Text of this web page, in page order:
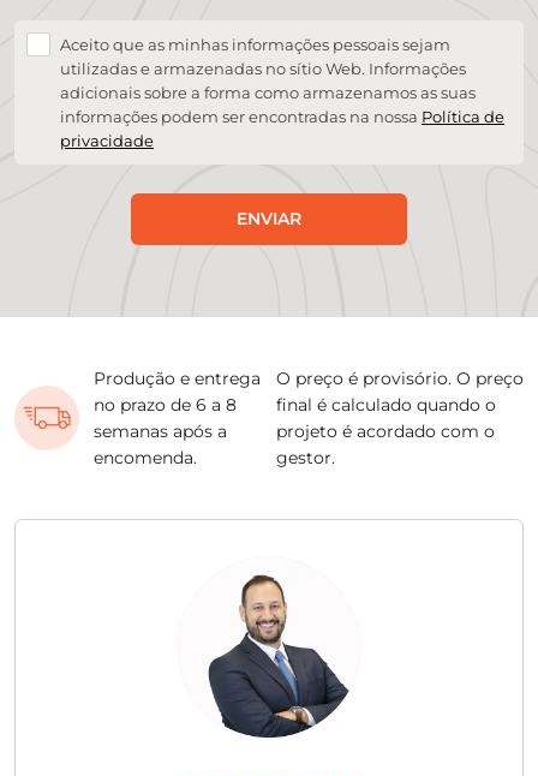
Aceito que as minhas informações pessoais sejam
utilizadas e armazenadas no sítio Web. Informações
adicionais sobre a forma como armazenamos as suas
informações podem ser encontradas na nossa Política de
privacidade
ENVIAR
Produção e entrega
no prazo de 6 a 8
semanas após a
encomenda.
O preço é provisório. O preço
final é calculado quando o
projeto é acordado com o
gestor.